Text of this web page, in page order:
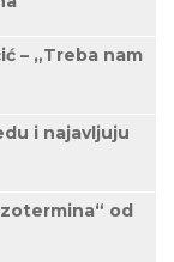
– „Treba nam
i najavljuju
od